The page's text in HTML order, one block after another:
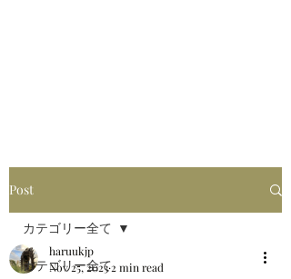
Post
カテゴリー全て
カテゴリー全て
haruukjp
Nov 25, 2023 2 min read